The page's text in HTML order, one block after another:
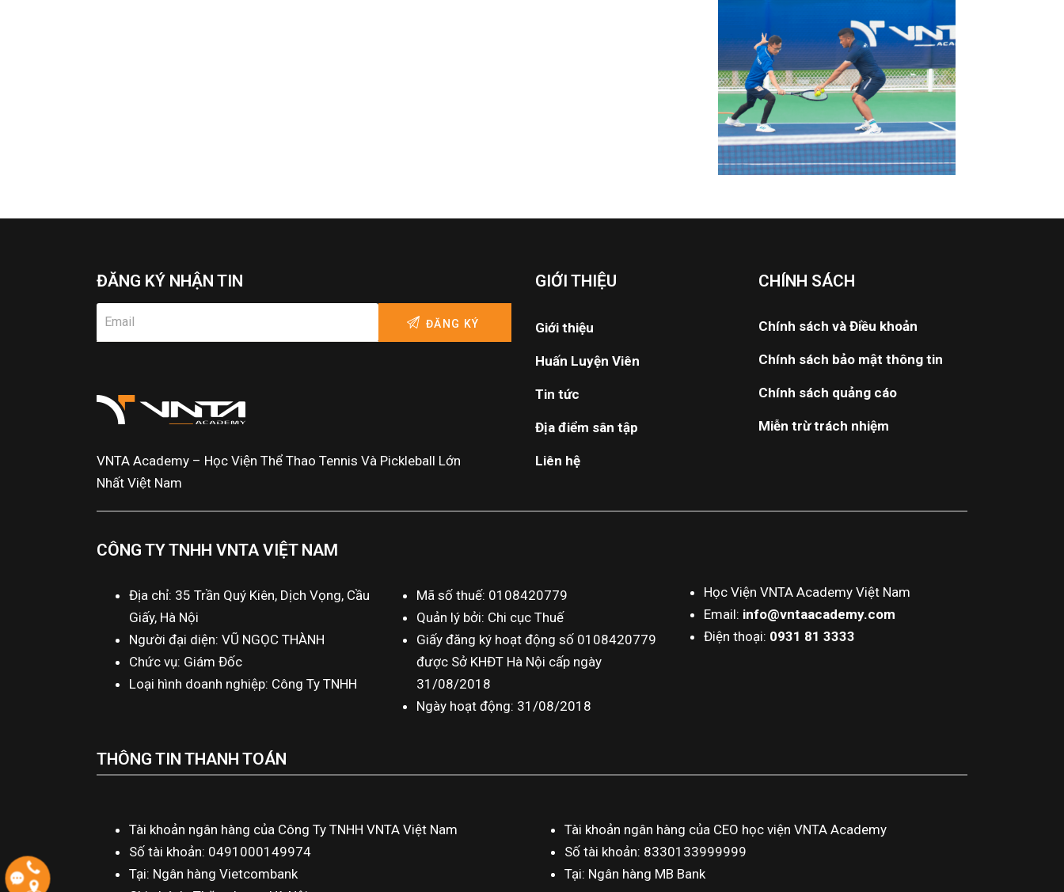
ĐĂNG KÝ NHẬN TIN
VNTA Academy – Học Viện Thể Thao Tennis Và Pickleball Lớn
Nhất Việt Nam
GIỚI THIỆU
Giới thiệu
Huấn Luyện Viên
Tin tức
Địa điểm sân tập
Liên hệ
CHÍNH SÁCH
Chính sách và Điều khoản
Chính sách bảo mật thông tin
Chính sách quảng cáo
Miễn trừ trách nhiệm
CÔNG TY TNHH VNTA VIỆT NAM
Địa chỉ: 35 Trần Quý Kiên, Dịch Vọng, Cầu
Giấy, Hà Nội
Người đại diện: VŨ NGỌC THÀNH
Chức vụ: Giám Đốc
Loại hình doanh nghiệp: Công Ty TNHH
Mã số thuế: 0108420779
Quản lý bởi: Chi cục Thuế
Giấy đăng ký hoạt động số 0108420779
được Sở KHĐT Hà Nội cấp ngày
31/08/2018
Ngày hoạt động: 31/08/2018
Học Viện VNTA Academy Việt Nam
Email: info@vntaacademy.com
Điện thoại: 0931 81 3333
THÔNG TIN THANH TOÁN
Tài khoản ngân hàng của Công Ty TNHH VNTA Việt Nam
Số tài khoản: 0491000149974
Tại: Ngân hàng Vietcombank
Tài khoản ngân hàng của CEO học viện VNTA Academy
Số tài khoản: 8330133999999
Tại: Ngân hàng MB Bank